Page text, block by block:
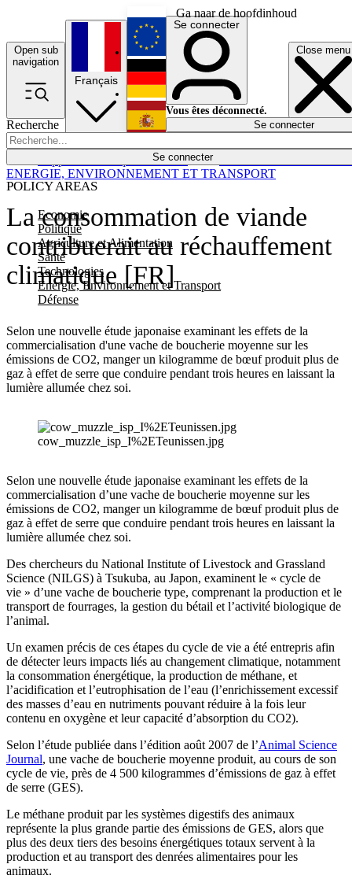
Ga naar de hoofdinhoud
Open sub
navigation
Close menu
Recherche
Se connecter
POLICY AREAS
Economie
Politique
Agriculture et Alimentation
Santé
Technologies
Energie, Environnement et Transport
Défense
Économie
Français
English
Deutsch
Español
Se connecter
Vous êtes déconnecté.
Se connecter
La consommation de viande
contribuerait au réchauffement
climatique [FR]
Selon une nouvelle étude japonaise examinant les effets de la
commercialisation d'une vache de boucherie moyenne sur les
émissions de CO2, manger un kilogramme de bœuf produit plus de
gaz à effet de serre que conduire pendant trois heures en laissant la
lumière allumée chez soi.
ENERGIE, ENVIRONNEMENT ET TRANSPORT
cow_muzzle_isp_I%2ETeunissen.jpg
Selon une nouvelle étude japonaise examinant les effets de la
commercialisation d’une vache de boucherie moyenne sur les
émissions de CO2, manger un kilogramme de bœuf produit plus de
gaz à effet de serre que conduire pendant trois heures en laissant la
lumière allumée chez soi.
Des chercheurs du National Institute of Livestock and Grassland
Science (NILGS) à Tsukuba, au Japon, examinent le « cycle de
vie » d’une vache de boucherie type, comprenant la production et le
transport de fourrages, la gestion du bétail et l’activité biologique de
l’animal.
Un examen précis de ces étapes du cycle de vie a été entrepris afin
de détecter leurs impacts liés au changement climatique, notamment
la consommation énergétique, la production de méthane, et
l’acidification et l’eutrophisation de l’eau (l’enrichissement excessif
des masses d’eau en nutriments pouvant réduire à la fois leur
contenu en oxygène et leur capacité d’absorption du CO2).
Selon l’étude publiée dans l’édition août 2007 de l’Animal Science
Journal, une vache de boucherie moyenne produit, au cours de son
cycle de vie, près de 4 500 kilogrammes d’émissions de gaz à effet
de serre (GES).
Le méthane produit par les systèmes digestifs des animaux
représente la plus grande partie des émissions de GES, alors que
plus des deux tiers des besoins énergétiques totaux servent à la
production et au transport des denrées alimentaires pour les
animaux.